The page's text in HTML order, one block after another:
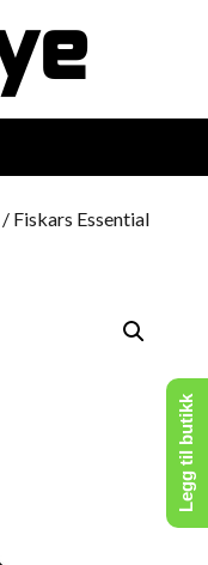
/ Fiskars Essential
Legg til butikk